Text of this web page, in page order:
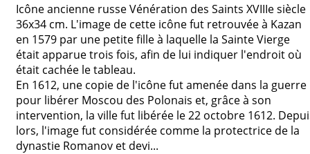
Icône ancienne russe Vénération des Saints XVIIIe siècle
36x34 cm. L'image de cette icône fut retrouvée à Kazan
en 1579 par une petite fille à laquelle la Sainte Vierge
était apparue trois fois, afin de lui indiquer l'endroit où
était cachée le tableau.
En 1612, une copie de l'icône fut amenée dans la guerre
pour libérer Moscou des Polonais et, grâce à son
intervention, la ville fut libérée le 22 octobre 1612.
lors, l'image fut considérée comme la protectrice de la
dynastie Romanov et devi...